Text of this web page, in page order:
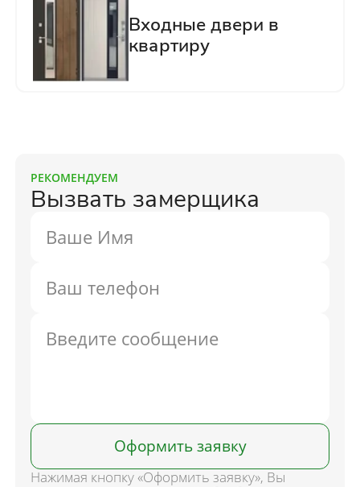
РЕКОМЕНДУЕМ
Вызвать замерщика
Оформить заявку
Нажимая кнопку «Оформить заявку», Вы